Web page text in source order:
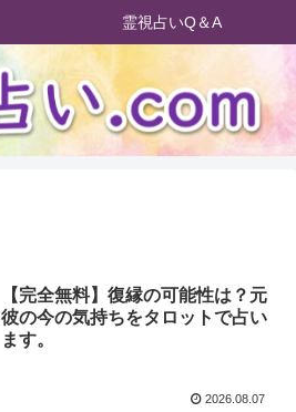
霊視占いQ＆A
【完全無料】復縁の可能性は？元
彼の今の気持ちをタロットで占い
ます。
2026.08.07